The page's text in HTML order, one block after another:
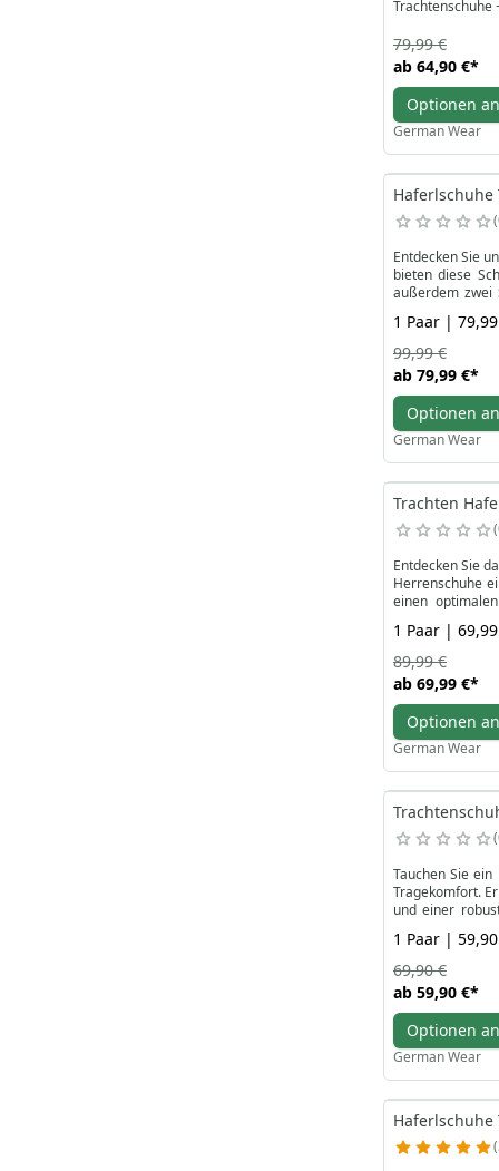
Trachtenschuhe
ab 64,90 €*
79,99 €
Optionen
German Wear
Entdecken Sie
bieten diese
außerdem zwei
Perfekt zu
Mit ihrem
Sie Ihre
1 Paar |
ab 79,99 €*
99,99 €
Optionen
German Wear
Trachten
Entdecken Sie
Herrenschuhe
einen
Genießen Sie
Fußbekleidung
jetzt online, um
1 Paar |
ab 69,99 €*
89,99 €
Optionen
German Wear
Tauchen Sie
Tragekomfort.
und einer
Hergestellt von
Die raue
bequemen
auf höchstem
1 Paar |
ab 59,90 €*
69,90 €
Optionen
German Wear